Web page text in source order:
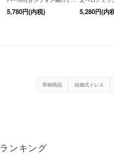
【取寄せ商品】
【即納商品】
レ丈バイカラードレス オケー
ジョン
5,780円(内税)
ロングドレス
5,280円(内
即納商品 結婚式ドレス
ランキング